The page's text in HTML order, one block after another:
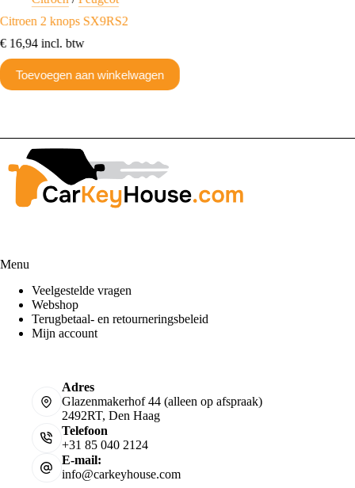
Citroen 2 knops SX9RS2
€ 16,94 incl. btw
Toevoegen aan winkelwagen
Menu
Veelgestelde vragen
Webshop
Terugbetaal- en retourneringsbeleid
Mijn account
Adres
Glazenmakerhof 44 (alleen op afspraak)
2492RT, Den Haag
Telefoon
+31 85 040 2124
E-mail:
info@carkeyhouse.com